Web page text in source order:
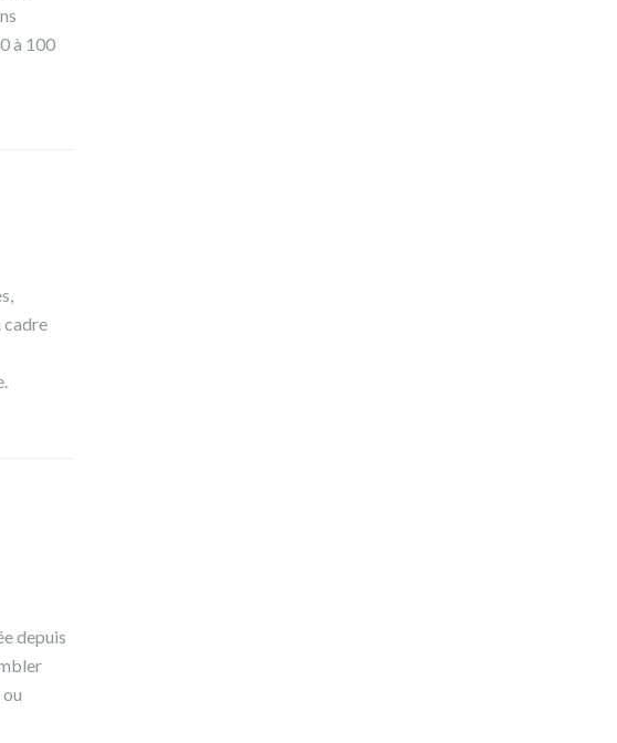
à 100
cadre
depuis